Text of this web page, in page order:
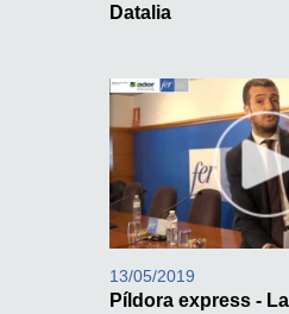
Datalia
13/05/2019
Píldora express - La